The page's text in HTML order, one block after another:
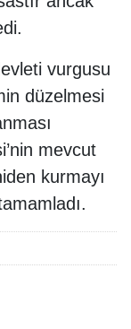
vurgusu
düzelmesi
mevcut
kurmayı